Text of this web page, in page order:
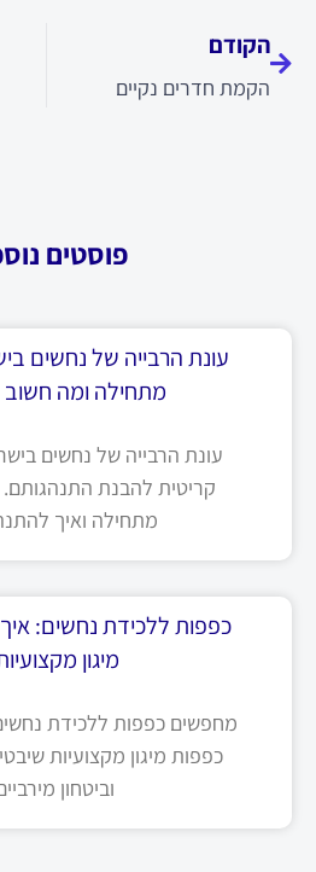
הקודם
הקמת חדרים נקיים
פוסטים
עונת הרבייה של נחשים
מתחילה ומה
עונת הרבייה של נחשים
קריטית להבנת
מתחילה ואיך
כפפות ללכידת נחשים:
מיגון
מחפשים כפפות ללכידת
כפפות מיגון מקצועיות
וביטחון